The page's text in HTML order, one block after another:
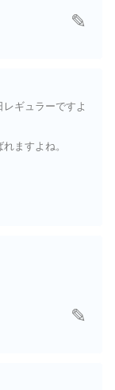
ギュラーですよ
ますよね。